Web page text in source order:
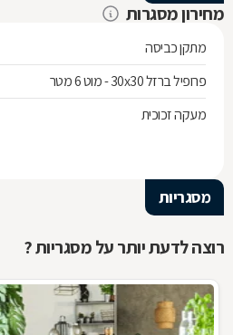
מחירון מסגרות
מתקן כביסה
פרופיל ברזל 30x30 - מוט 6 מטר
מעקה זכוכית
מסגריות
רוצה לדעת יותר על מסגריות ?